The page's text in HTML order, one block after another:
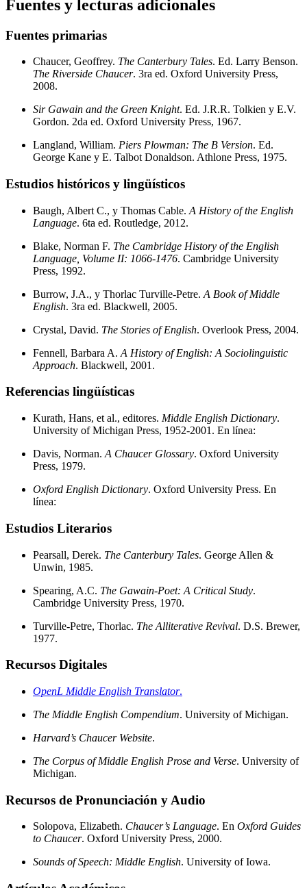
Fuentes y lecturas adicionales
Fuentes primarias
Chaucer, Geoffrey. The Canterbury Tales. Ed. Larry Benson.
The Riverside Chaucer. 3ra ed. Oxford University Press,
2008.
Sir Gawain and the Green Knight. Ed. J.R.R. Tolkien y E.V.
Gordon. 2da ed. Oxford University Press, 1967.
Langland, William. Piers Plowman: The B Version. Ed.
George Kane y E. Talbot Donaldson. Athlone Press, 1975.
Estudios históricos y lingüísticos
Baugh, Albert C., y Thomas Cable. A History of the English
Language. 6ta ed. Routledge, 2012.
Blake, Norman F. The Cambridge History of the English
Language, Volume II: 1066-1476. Cambridge University
Press, 1992.
Burrow, J.A., y Thorlac Turville-Petre. A Book of Middle
English. 3ra ed. Blackwell, 2005.
Crystal, David. The Stories of English. Overlook Press, 2004.
Fennell, Barbara A. A History of English: A Sociolinguistic
Approach. Blackwell, 2001.
Referencias lingüísticas
Kurath, Hans, et al., editores. Middle English Dictionary.
University of Michigan Press, 1952-2001. En línea:
Davis, Norman. A Chaucer Glossary. Oxford University
Press, 1979.
Oxford English Dictionary. Oxford University Press. En
línea:
Estudios Literarios
Pearsall, Derek. The Canterbury Tales. George Allen &
Unwin, 1985.
Spearing, A.C. The Gawain-Poet: A Critical Study.
Cambridge University Press, 1970.
Turville-Petre, Thorlac. The Alliterative Revival. D.S. Brewer,
1977.
Recursos Digitales
OpenL Middle English Translator.
The Middle English Compendium. University of Michigan.
Harvard’s Chaucer Website.
The Corpus of Middle English Prose and Verse. University of
Michigan.
Recursos de Pronunciación y Audio
Solopova, Elizabeth. Chaucer’s Language. En Oxford Guides
to Chaucer. Oxford University Press, 2000.
Sounds of Speech: Middle English. University of Iowa.